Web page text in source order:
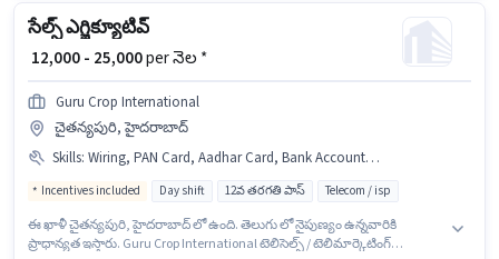
సేల్స్ ఎగ్జిక్యూటివ్
₹ 12,000 - 25,000per నెల *
Guru Crop International
చైతన్యపురి, హైదరాబాద్
Skills: Wiring, PAN Card, Aadhar Card, Bank Account, Lead Generation, Communication Skill
Incentives included Day shift 12వ తరగతి పాస్ Telecom / isp
ఈ ఖాళీ చైతన్యపురి, హైదరాబాద్ లో ఉంది. తెలుగు లో నైపుణ్యం ఉన్నవారికి
ప్రాధాన్యత ఇస్తారు. Guru Crop International టెలిసెల్స్ / టెలిమార్కెటింగ్